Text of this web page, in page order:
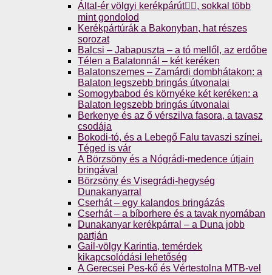
Által-ér völgyi kerékpárút🚴‍♀️, sokkal több
mint gondolod
Kerékpártúrák a Bakonyban, hat részes
sorozat
Balcsi – Jabapuszta – a tó mellől, az erdőbe
Télen a Balatonnál – két keréken
Balatonszemes – Zamárdi dombhátakon: a
Balaton legszebb bringás útvonalai
Somogybabod és környéke két keréken: a
Balaton legszebb bringás útvonalai
Berkenye és az ő vérszilva fasora, a tavasz
csodája
Bokodi-tó, és a Lebegő Falu tavaszi színei.
Téged is vár
A Börzsöny és a Nógrádi-medence útjain
bringával
Börzsöny és Visegrádi-hegység
Dunakanyarral
Cserhát – egy kalandos bringázás
Cserhát – a bíborhere és a tavak nyomában
Dunakanyar kerékpárral – a Duna jobb
partján
Gail-völgy Karintia, temérdek
kikapcsolódási lehetőség
A Gerecsei Pes-kő és Vértestolna MTB-vel